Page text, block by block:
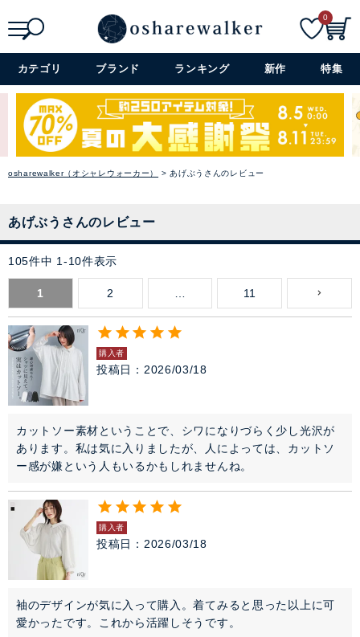
詳細検索+
0
カテゴリ ブランド ランキング 新作 特集
osharewalker（オシャレウォーカー） あげぶうさんのレビュー
あげぶうさんのレビュー
105件中 1 -10件表示
1 2 11
購入者
投稿日 2026/03/18
カットソー素材ということで、シワになりづらく少し光沢が
あります。私は気に入りましたが、人によっては、カットソ
ー感が嫌という人もいるかもしれませんね。
購入者
投稿日 2026/03/18
袖のデザインが気に入って購入。着てみると思った以上に可
愛かったです。これから活躍しそうです。